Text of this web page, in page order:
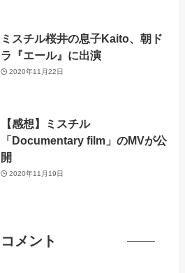
ミスチル桜井の息子Kaito、朝ド
ラ『エール』に出演
2020年11月22日
【感想】ミスチル
「Documentary film」のMVが公
開
2020年11月19日
コメント